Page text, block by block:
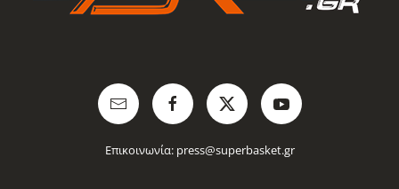
Επικοινωνία: press@superbasket.gr